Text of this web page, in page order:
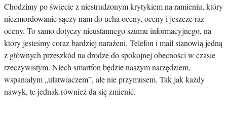
Chodzimy po świecie z niestrudzonym krytykiem na ramieniu, który
niezmordowanie sączy nam do ucha oceny, oceny i jeszcze raz
oceny. To samo dotyczy nieustannego szumu informacyjnego, na
który jesteśmy coraz bardziej narażeni. Telefon i mail stanowią jedną
z głównych przeszkód na drodze do spokojnej obecności w czasie
rzeczywistym. Niech smartfon będzie naszym narzędziem,
wspaniałym „ułatwiaczem”, ale nie przymusem. Tak jak każdy
nawyk, te jednak również da się zmienić.